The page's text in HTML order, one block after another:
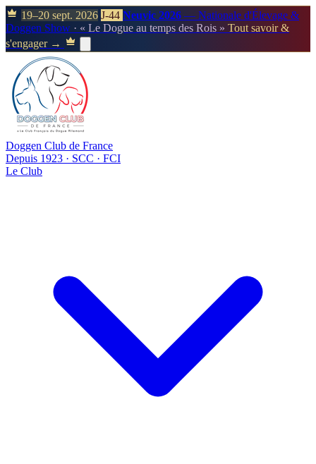
19–20 sept. 2026 J-44 Neuvic 2026 — Nationale d'Élevage &
Doggen Show · « Le Dogue au temps des Rois » Tout savoir &
s'engager →
Doggen Club de France
Depuis 1923 · SCC · FCI
Le Club